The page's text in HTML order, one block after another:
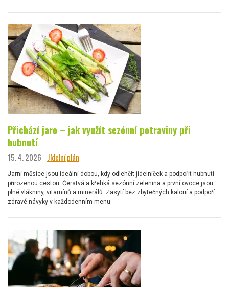
Přichází jaro – jak využít sezónní potraviny při
hubnutí
15. 4. 2026 Jídelní plán
Jarní měsíce jsou ideální dobou, kdy odlehčit jídelníček a podpořit hubnutí
přirozenou cestou. Čerstvá a křehká sezónní zelenina a první ovoce jsou
plné vlákniny, vitamínů a minerálů. Zasytí bez zbytečných kalorií a podpoří
zdravé návyky v každodenním menu.